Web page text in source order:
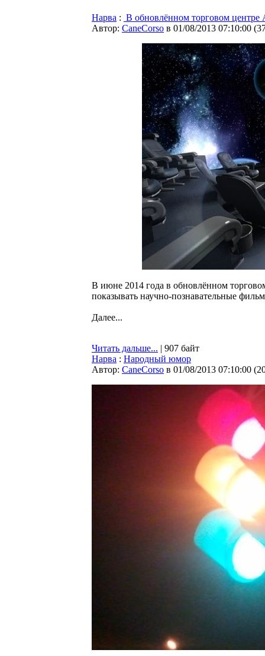
Нарва : В обновлённом торговом центре
Автор: CaneCorso в 01/08/2013 07:10:00 (
В июне 2014 года в обновлённом
показывать научно-познавательные
Далее...
Читать дальше... | 907 байт
Нарва : Народный юмор
Автор: CaneCorso в 01/08/2013 07:10:00 (